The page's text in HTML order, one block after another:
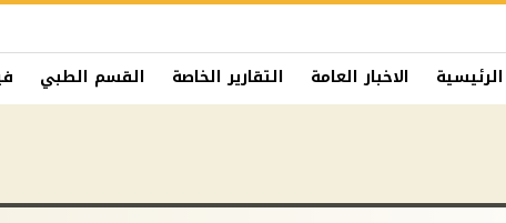
الرئيسية الاخبار العامة التقارير الخاصة القسم الطبي